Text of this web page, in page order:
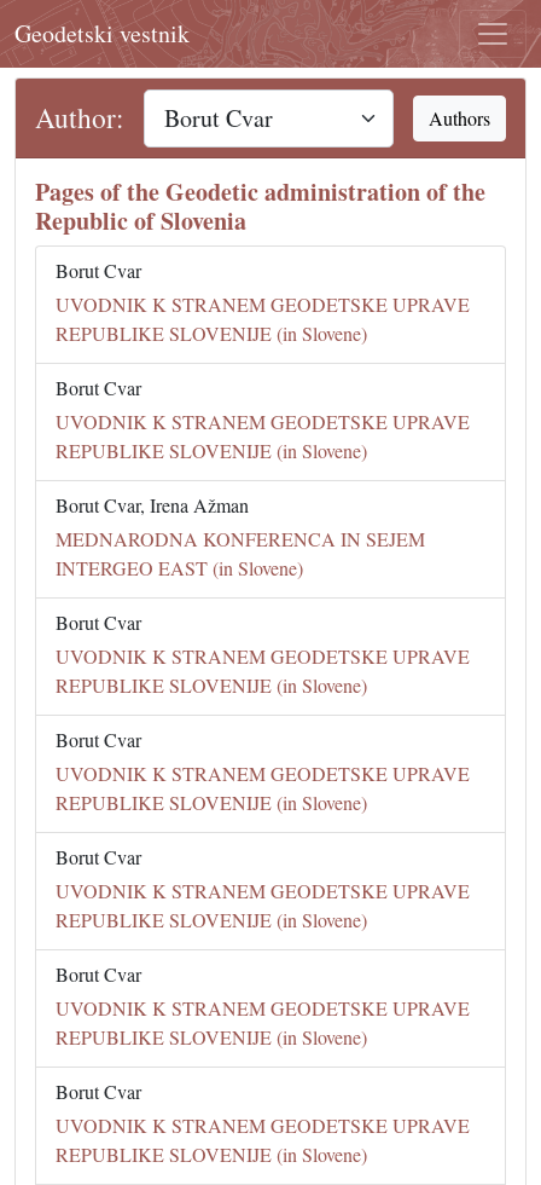
Geodetski vestnik
Author: Authors
Pages of the Geodetic administration of the
Republic of Slovenia
Borut Cvar
UVODNIK K STRANEM GEODETSKE UPRAVE
REPUBLIKE SLOVENIJE (in Slovene)
Borut Cvar
UVODNIK K STRANEM GEODETSKE UPRAVE
REPUBLIKE SLOVENIJE (in Slovene)
Borut Cvar, Irena Ažman
MEDNARODNA KONFERENCA IN SEJEM
INTERGEO EAST (in Slovene)
Borut Cvar
UVODNIK K STRANEM GEODETSKE UPRAVE
REPUBLIKE SLOVENIJE (in Slovene)
Borut Cvar
UVODNIK K STRANEM GEODETSKE UPRAVE
REPUBLIKE SLOVENIJE (in Slovene)
Borut Cvar
UVODNIK K STRANEM GEODETSKE UPRAVE
REPUBLIKE SLOVENIJE (in Slovene)
Borut Cvar
UVODNIK K STRANEM GEODETSKE UPRAVE
REPUBLIKE SLOVENIJE (in Slovene)
Borut Cvar
UVODNIK K STRANEM GEODETSKE UPRAVE
REPUBLIKE SLOVENIJE (in Slovene)